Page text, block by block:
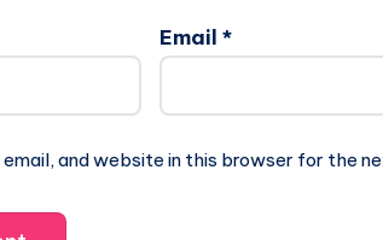
Email *
email, and website in this browser for the